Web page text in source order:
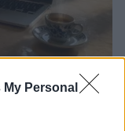
Personal
e